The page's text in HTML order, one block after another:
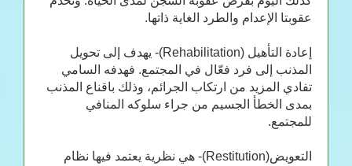
عقوبتا الإعدام والطرد الغاية ذاتها.
إعادة التأهيل (Rehabilitation)- يهدف إلى تحويل
المذنب إلى فرد فعّال في المجتمع. فهدفه السامي
تفادي المزيد من ارتكاب الجرائم، وذلك باقناع المذنب
بمدى الخطأ الجسيم من جراء سلوكه المنافي
للمجتمع.
التعويض(Restitution)- هي نظرية يعتمد فيها نظام